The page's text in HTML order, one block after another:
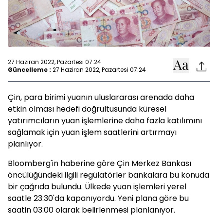
27 Haziran 2022, Pazartesi 07:24
Güncelleme : 27 Haziran 2022, Pazartesi 07:24
Çin, para birimi yuanın uluslararası arenada daha
etkin olması hedefi doğrultusunda küresel
yatırımcıların yuan işlemlerine daha fazla katılımını
sağlamak için yuan işlem saatlerini artırmayı
planlıyor.
Bloomberg'in haberine göre Çin Merkez Bankası
öncülüğündeki ilgili regülatörler bankalara bu konuda
bir çağrıda bulundu. Ülkede yuan işlemleri yerel
saatle 23:30'da kapanıyordu. Yeni plana göre bu
saatin 03:00 olarak belirlenmesi planlanıyor.